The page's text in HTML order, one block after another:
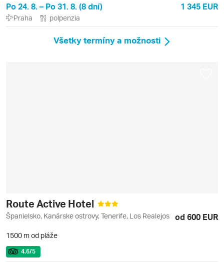
Po 24. 8. – Po 31. 8. (8 dní) 1 345 EUR
Praha polpenzia
Všetky termíny a možnosti
Route Active Hotel
Španielsko, Kanárske ostrovy, Tenerife, Los Realejos od 600 EUR
1500 m od pláže
4.6/5